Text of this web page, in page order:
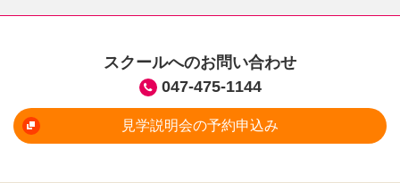
スクールへのお問い合わせ
047-475-1144
見学説明会の予約申込み